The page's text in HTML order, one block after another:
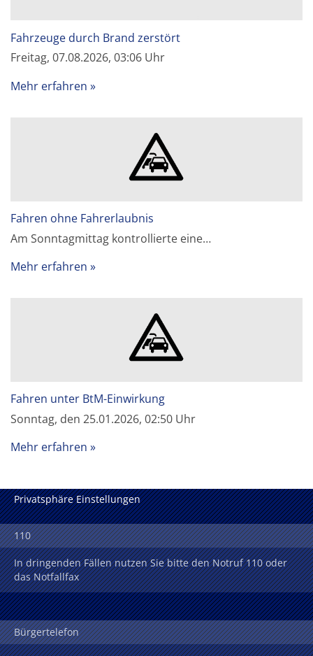
Fahrzeuge durch Brand zerstört
Freitag, 07.08.2026, 03:06 Uhr
Mehr erfahren
Fahren ohne Fahrerlaubnis
Am Sonntagmittag kontrollierte eine…
Mehr erfahren
Fahren unter BtM-Einwirkung
Sonntag, den 25.01.2026, 02:50 Uhr
Mehr erfahren
Privatsphäre Einstellungen
110
In dringenden Fällen nutzen Sie bitte den Notruf 110 oder
das Notfallfax
Bürgertelefon